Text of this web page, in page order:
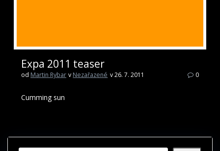
Expa 2011 teaser
od Martin Rybar v Nezařazené v 26. 7. 2011 0
Cumming sun